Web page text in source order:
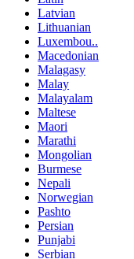
Latvian
Lithuanian
Luxembou..
Macedonian
Malagasy
Malay
Malayalam
Maltese
Maori
Marathi
Mongolian
Burmese
Nepali
Norwegian
Pashto
Persian
Punjabi
Serbian